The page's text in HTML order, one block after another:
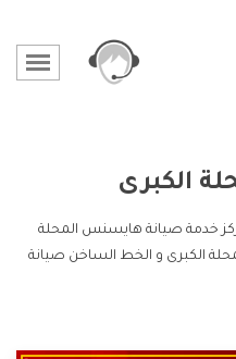
الكبرى
خدمة صيانة هايسنس المحلة
الكبرى و الخط الساخن صيانة